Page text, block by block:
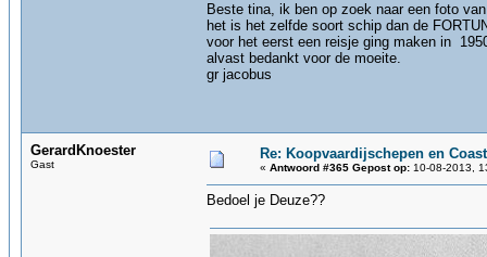
Beste tina, ik ben op zoek naar een foto
het is het zelfde soort schip dan de
voor het eerst een reisje ging maken in
alvast bedankt voor de moeite.
gr jacobus
GerardKnoester
Gast
Re: Koopvaardijschepen en
« Antwoord #365 Gepost op: 10-08-2013,
Bedoel je Deuze??